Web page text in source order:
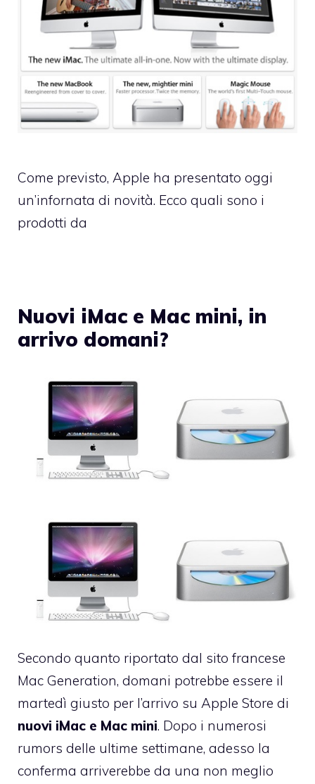
Come previsto, Apple ha presentato oggi
un’infornata di novità. Ecco quali sono i
prodotti da
Nuovi iMac e Mac mini, in
arrivo domani?
Secondo quanto riportato dal sito francese
Mac Generation, domani potrebbe essere il
martedì giusto per l’arrivo su Apple Store di
nuovi iMac e Mac mini. Dopo i numerosi
rumors delle ultime settimane, adesso la
conferma arriverebbe da una non meglio